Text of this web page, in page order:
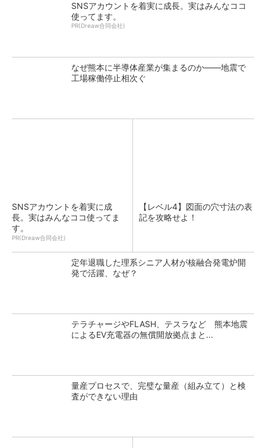
SNSアカウントを着実に成長。実はみんなココ
使ってます。
PR(Dreaw合同会社)
なぜ熊本に半導体産業が集まるのか――地震で
工場稼働停止相次ぐ
SNSアカウントを着実に成
長。実はみんなココ使ってま
す。
PR(Dreaw合同会社)
【レベル4】図面の穴寸法の表
記を攻略せよ！
定年退職した理系シニア人材が核融合発電炉開
発で活躍、なぜ？
テラチャージやFLASH、テスラなど 熊本地震
によるEV充電器の無償開放拠点まと...
量産プロセスで、完璧な量産（組み立て）と検
査ができない理由